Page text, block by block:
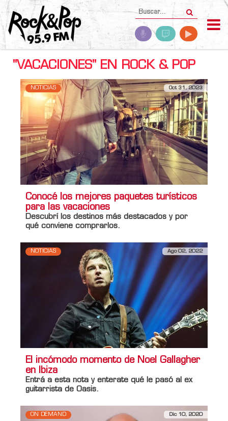
"VACACIONES" EN ROCK & POP
NOTICIAS Oct 31, 2023
Conocé los mejores paquetes turísticos
para las vacaciones
Descubrí los destinos más destacados y por
qué conviene comprarlos.
NOTICIAS Ago 02, 2022
El incómodo momento de Noel Gallagher
en Ibiza
Entrá a esta nota y enterate qué le pasó al ex
guitarrista de Oasis.
ON DEMAND Dic 10, 2020